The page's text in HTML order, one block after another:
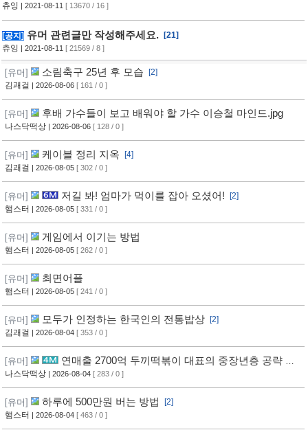
츄잉 | 2021-08-11 [ 13670 / 16 ]
[공지] 유머 관련글만 작성해주세요.
[21]
츄잉 | 2021-08-11 [ 21569 / 8 ]
[유머] 소림축구 25년 후 모습
[2]
김괘걸 | 2026-08-06 [ 161 / 0 ]
[유머] 후배 가수들이 보고 배워야 할 가수 이승철 마인드.jpg
나스닥떡상 | 2026-08-06 [ 128 / 0 ]
[유머] 케이블 정리 지옥
[4]
김괘걸 | 2026-08-05 [ 302 / 0 ]
[유머] 저길 봐! 엄마가 먹이를 잡아 오셨어!
[2]
햄스터 | 2026-08-05 [ 331 / 0 ]
[유머] 게임에서 이기는 방법
햄스터 | 2026-08-05 [ 262 / 0 ]
[유머] 최면어플
햄스터 | 2026-08-05 [ 241 / 0 ]
[유머] 모두가 인정하는 한국인의 전통밥상
[2]
김괘걸 | 2026-08-04 [ 353 / 0 ]
[유머]
연매출 2700억 두끼떡볶이 대표의 중장년층 공략 방
법
나스닥떡상 | 2026-08-04 [ 283 / 0 ]
[유머] 하루에 500만원 버는 방법
[2]
햄스터 | 2026-08-04 [ 463 / 0 ]